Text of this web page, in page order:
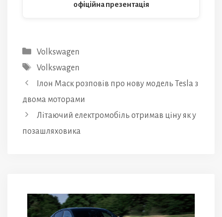
офіційна презентація
Категорії
Volkswagen
Позначки
Volkswagen
Ілон Маск розповів про нову модель Tesla з
двома моторами
Літаючий електромобіль отримав ціну як у
позашляховика